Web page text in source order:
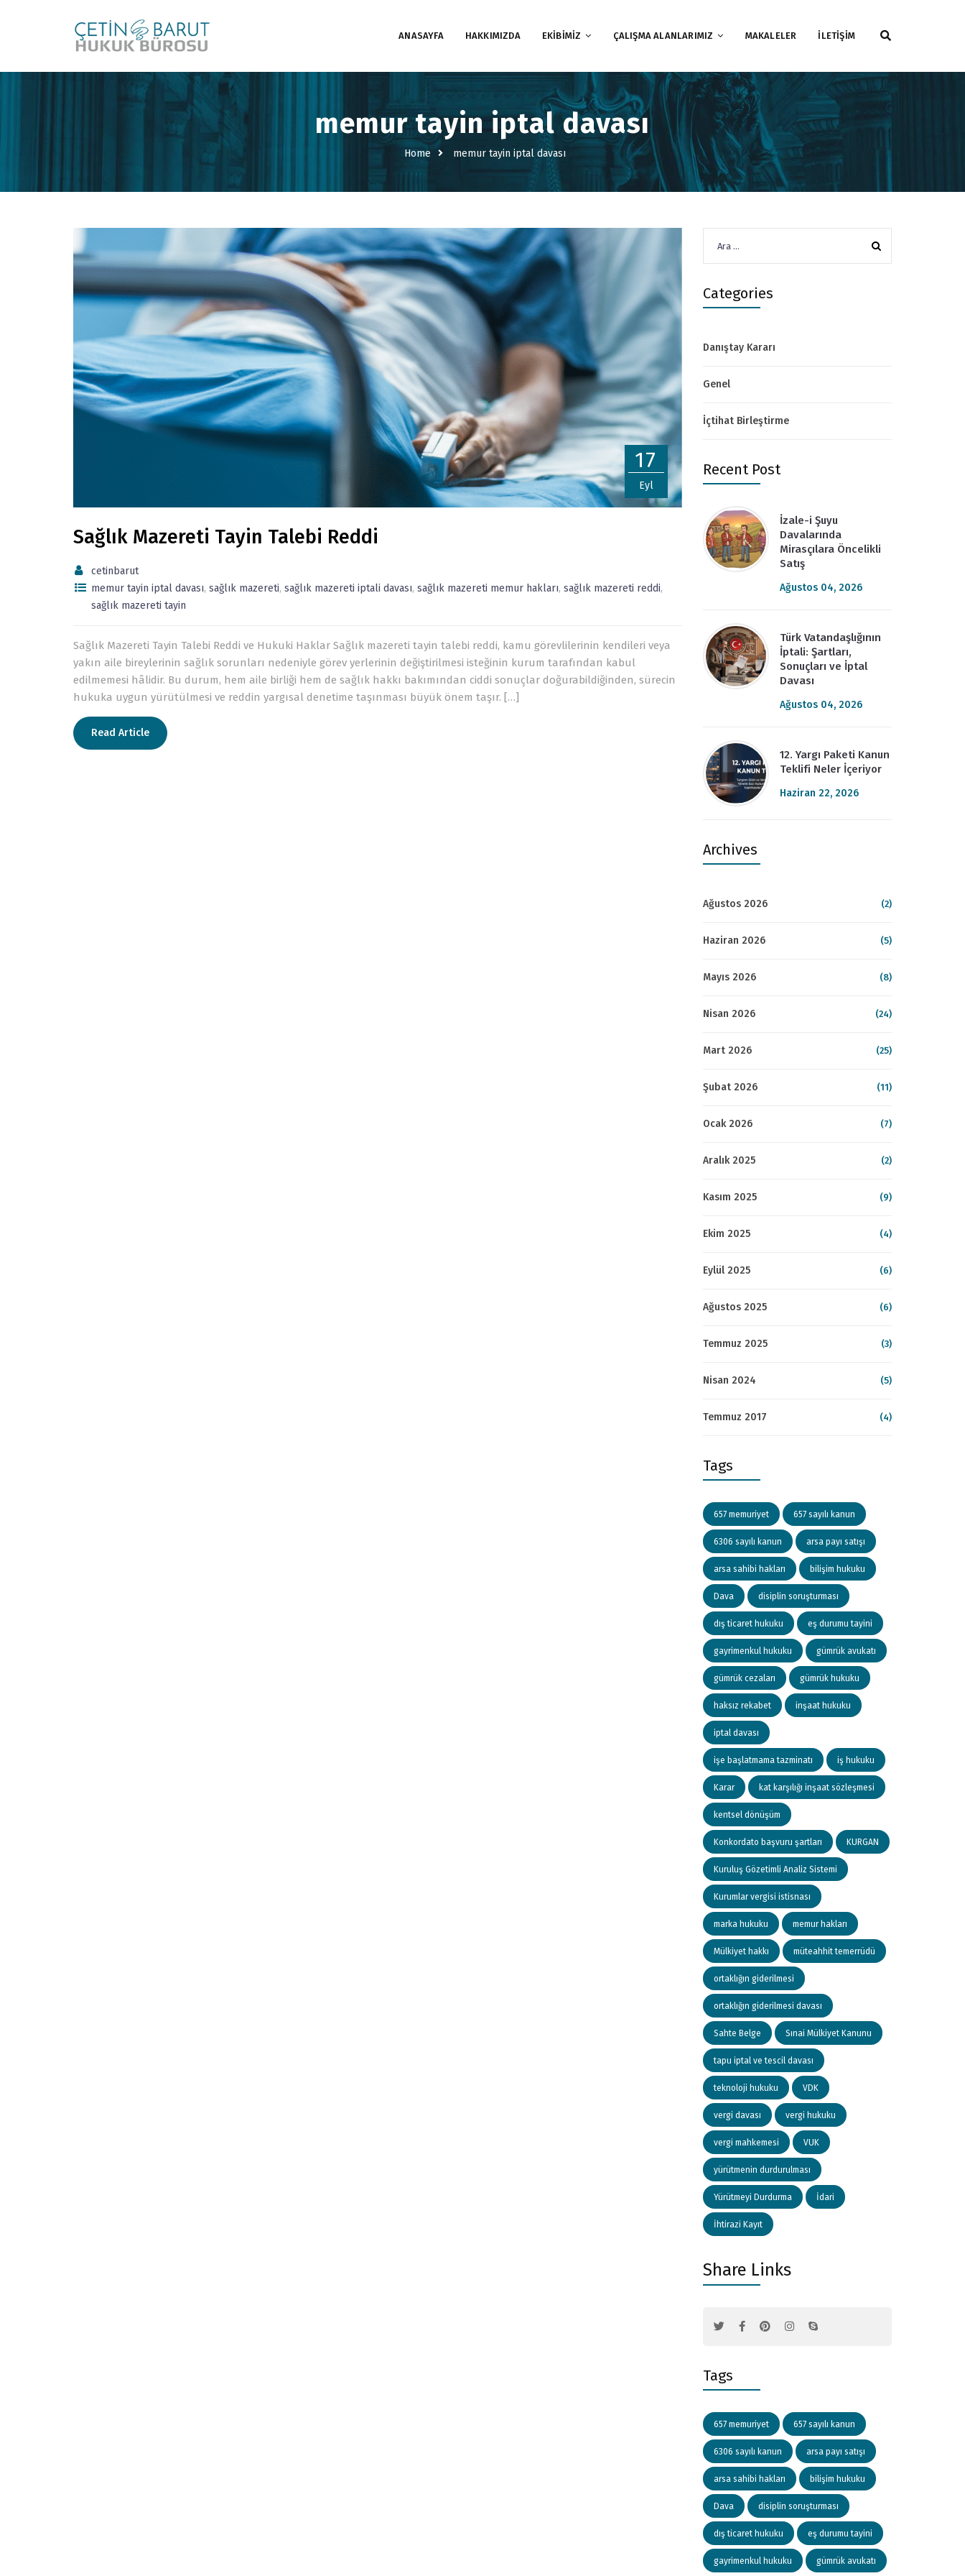
ANASAYFA HAKKIMIZDA EKİBİMİZ ÇALIŞMA ALANLARIMIZ MAKALELER İLETİŞİM
memur tayin iptal davası
Home memur tayin iptal davası
17
Eyl
Sağlık Mazereti Tayin Talebi Reddi
cetinbarut
memur tayin iptal davası, sağlık mazereti, sağlık mazereti iptali davası, sağlık mazereti memur hakları, sağlık mazereti reddi,
sağlık mazereti tayin
Sağlık Mazereti Tayin Talebi Reddi ve Hukuki Haklar Sağlık mazereti tayin talebi reddi, kamu görevlilerinin kendileri veya
yakın aile bireylerinin sağlık sorunları nedeniyle görev yerlerinin değiştirilmesi isteğinin kurum tarafından kabul
edilmemesi hâlidir. Bu durum, hem aile birliği hem de sağlık hakkı bakımından ciddi sonuçlar doğurabildiğinden, sürecin
hukuka uygun yürütülmesi ve reddin yargısal denetime taşınması büyük önem taşır. […]
Read Article
Categories
Danıştay Kararı
Genel
İçtihat Birleştirme
Recent Post
İzale-i Şuyu
Davalarında
Mirasçılara Öncelikli
Satış
Ağustos 04, 2026
Türk Vatandaşlığının
İptali: Şartları,
Sonuçları ve İptal
Davası
Ağustos 04, 2026
12. Yargı Paketi Kanun
Teklifi Neler İçeriyor
Haziran 22, 2026
Archives
Ağustos 2026 (2)
Haziran 2026 (5)
Mayıs 2026 (8)
Nisan 2026 (24)
Mart 2026 (25)
Şubat 2026 (11)
Ocak 2026 (7)
Aralık 2025 (2)
Kasım 2025 (9)
Ekim 2025 (4)
Eylül 2025 (6)
Ağustos 2025 (6)
Temmuz 2025 (3)
Nisan 2024 (5)
Temmuz 2017 (4)
Tags
657 memuriyet 657 sayılı kanun
6306 sayılı kanun arsa payı satışı
arsa sahibi hakları bilişim hukuku
Dava disiplin soruşturması
dış ticaret hukuku eş durumu tayini
gayrimenkul hukuku gümrük avukatı
gümrük cezaları gümrük hukuku
haksız rekabet inşaat hukuku
iptal davası
işe başlatmama tazminatı iş hukuku
Karar kat karşılığı inşaat sözleşmesi
kentsel dönüşüm
Konkordato başvuru şartları KURGAN
Kuruluş Gözetimli Analiz Sistemi
Kurumlar vergisi istisnası
marka hukuku memur hakları
Mülkiyet hakkı müteahhit temerrüdü
ortaklığın giderilmesi
ortaklığın giderilmesi davası
Sahte Belge Sınai Mülkiyet Kanunu
tapu iptal ve tescil davası
teknoloji hukuku VDK
vergi davası vergi hukuku
vergi mahkemesi VUK
yürütmenin durdurulması
Yürütmeyi Durdurma İdari
İhtirazi Kayıt
Share Links
Tags
657 memuriyet 657 sayılı kanun
6306 sayılı kanun arsa payı satışı
arsa sahibi hakları bilişim hukuku
Dava disiplin soruşturması
dış ticaret hukuku eş durumu tayini
gayrimenkul hukuku gümrük avukatı